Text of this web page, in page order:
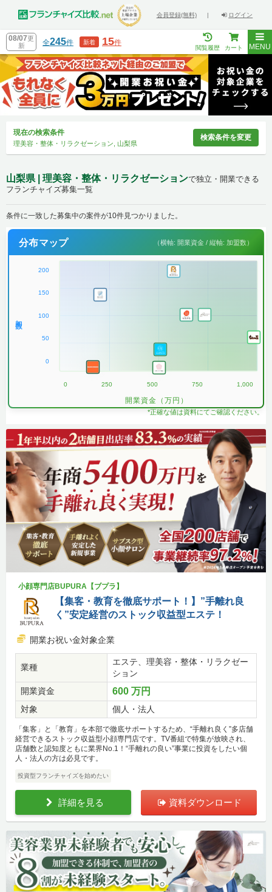
会員登録(無料) | ログイン
08/07更
新
全245件 新着 15件
閲覧履歴 カート MENU
現在の検索条件
理美容・整体・リラクゼーション, 山梨県
検索条件を変更
山梨県 | 理美容・整体・リラクゼーションで独立・開業できる
フランチャイズ募集一覧
条件に一致した募集中の案件が10件見つかりました。
分布マップ （横軸: 開業資金 / 縦軸: 加盟数）
200
150
100
50
0
0 250 500 750 1,000
開業資金（万円）
*正確な値は資料にてご確認ください。
小顔専門店BUPURA【ブプラ】
【集客・教育を徹底サポート！】”手離れ良
く”安定経営のストック収益型エステ！
開業お祝い金対象企業
業種
エステ、理美容・整体・リラクゼー
ション
開業資金
600 万円
対象 個人・法人
「集客」と「教育」を本部で徹底サポートするため、“手離れ良く”多店舗
経営できるストック収益型小顔専門店です。TV番組で特集が放映され、
店舗数と認知度ともに業界No.1！“手離れの良い”事業に投資をしたい個
人・法人の方は必見です。
投資型フランチャイズを始めたい
詳細を見る 資料ダウンロード